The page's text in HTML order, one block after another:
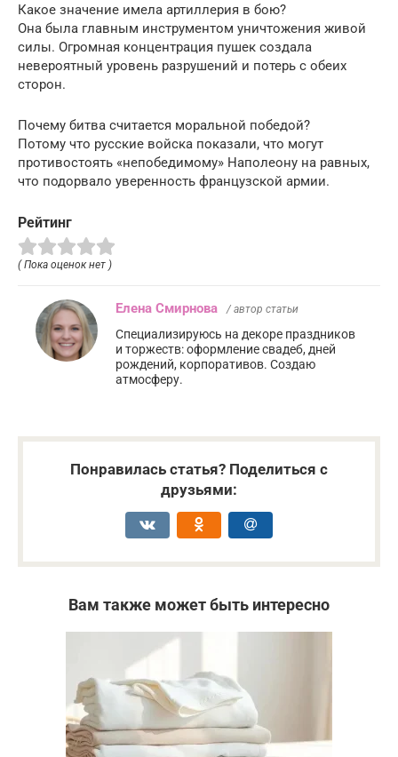
Какое значение имела артиллерия в бою?
Она была главным инструментом уничтожения живой
силы. Огромная концентрация пушек создала
невероятный уровень разрушений и потерь с обеих
сторон.
Почему битва считается моральной победой?
Потому что русские войска показали, что могут
противостоять «непобедимому» Наполеону на равных,
что подорвало уверенность французской армии.
Рейтинг
( Пока оценок нет )
Елена Смирнова / автор статьи
Специализируюсь на декоре праздников
и торжеств: оформление свадеб, дней
рождений, корпоративов. Создаю
атмосферу.
Понравилась статья? Поделиться с
друзьями:
Вам также может быть интересно